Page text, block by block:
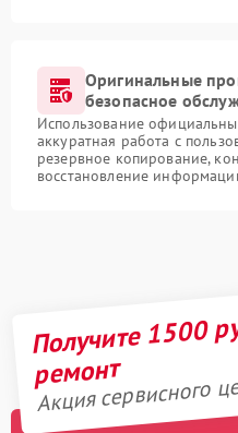
Оригинальные
безопасное
Использование
аккуратная работа с
резервное копирование,
восстановление
Получите 1500
ремонт
Акция сервисного